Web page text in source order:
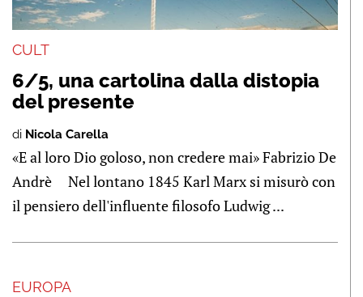
CULT
6/5, una cartolina dalla distopia
del presente
di Nicola Carella
«E al loro Dio goloso, non credere mai» Fabrizio De
Andrè Nel lontano 1845 Karl Marx si misurò con
il pensiero dell'influente filosofo Ludwig ...
EUROPA